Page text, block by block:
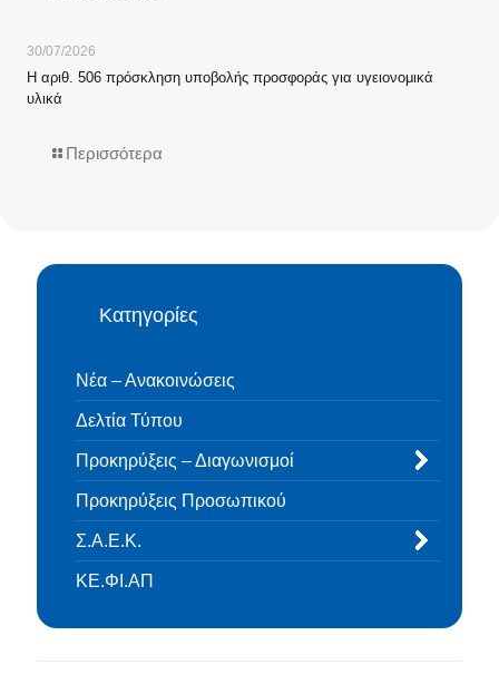
30/07/2026
Η αριθ. 506 πρόσκληση υποβολής προσφοράς για υγειονομικά
υλικά
Περισσότερα
Κατηγορίες
Νέα – Ανακοινώσεις
Δελτία Τύπου
Προκηρύξεις – Διαγωνισμοί
Προκηρύξεις Προσωπικού
Σ.Α.Ε.Κ.
ΚΕ.ΦΙ.ΑΠ